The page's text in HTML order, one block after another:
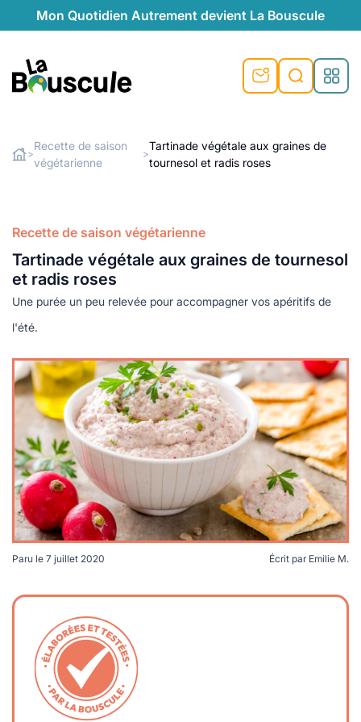
Mon Quotidien Autrement devient La Bouscule
au naturel
végétariennes
locales
plus de recyclage
durables
beauté naturelle
naturel
témoignages
saison
douce
Rechercher
>
Recette de saison
végétarienne
>
Tartinade végétale aux graines de
tournesol et radis roses
Recette de saison végétarienne
Tartinade végétale aux graines de tournesol
et radis roses
Une purée un peu relevée pour accompagner vos apéritifs de
l'été.
Paru le 7 juillet 2020 Écrit par Emilie M.